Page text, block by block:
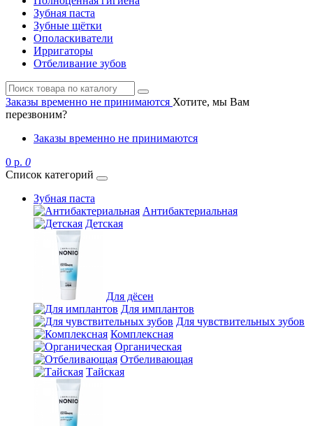
Зубная паста
Зубные щётки
Ополаскиватели
Ирригаторы
Отбеливание зубов
Заказы временно не принимаются Хотите, мы Вам
перезвоним?
Заказы временно не принимаются
0 р. 0
Список категорий
Зубная паста
Антибактериальная
Детская
Для дёсен
Для имплантов
Для чувствительных зубов
Комплексная
Органическая
Отбеливающая
Тайская